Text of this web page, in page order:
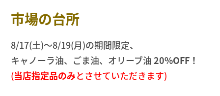
市場の台所
8/17(土)〜8/19(月)の期間限定、
キャノーラ油、ごま油、オリーブ油20%OFF！
(当店指定品のみとさせていただきます)